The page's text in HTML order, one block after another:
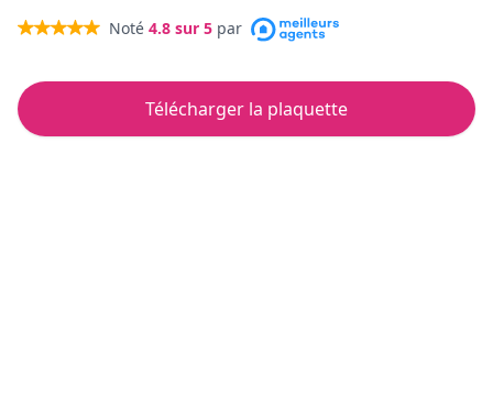
Noté 4.8 sur 5 par
Télécharger la plaquette